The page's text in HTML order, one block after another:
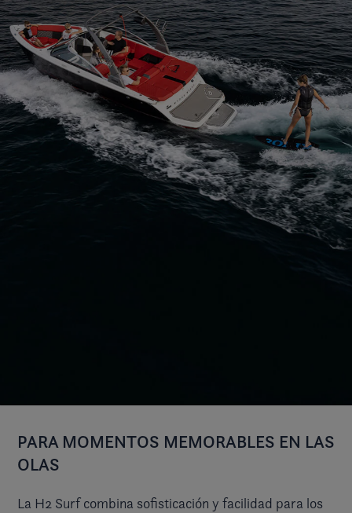
PARA MOMENTOS MEMORABLES EN LAS
OLAS
La H2 Surf combina sofisticación y facilidad para los